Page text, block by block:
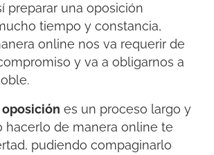
preparar una oposición
tiempo y constancia,
online nos va requerir de
y va a obligarnos a
oposición es un proceso largo y
hacerlo de manera online te
pudiendo compaginarlo